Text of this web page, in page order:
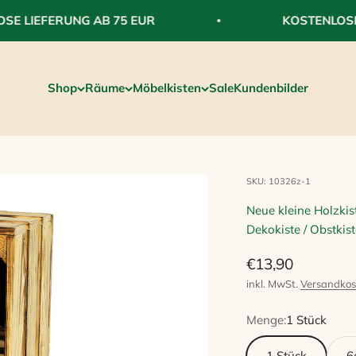
LIEFERUNG AB 75 EUR KOSTENLOSE
Shop Räume Möbelkisten SaleKundenbilder
SKU: 10326z-1
Neue kleine
Dekokiste /
Angebot
€13,90
inkl. MwSt.
Menge:1 Stück